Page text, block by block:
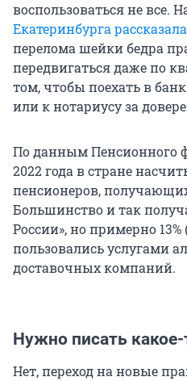
воспользоваться не все.
Екатеринбурга рассказала
перелома шейки бедра
передвигаться даже по
том, чтобы поехать в
или к нотариусу за
По данным Пенсионного
2022 года в стране
пенсионеров,
Большинство и так
России», но примерно
пользовались услугами
доставочных компаний.
Нужно писать какое-
Нет, переход на новые